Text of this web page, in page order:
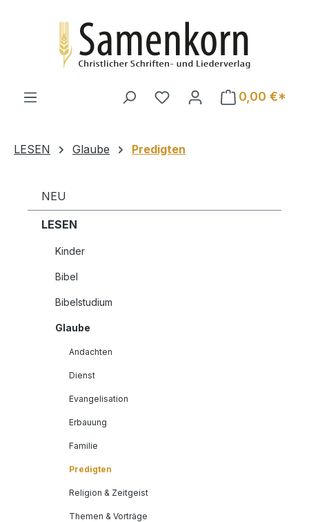
0,00 €*
LESEN Glaube Predigten
NEU
LESEN
Kinder
Bibel
Bibelstudium
Glaube
Andachten
Dienst
Evangelisation
Erbauung
Familie
Predigten
Religion & Zeitgeist
Themen & Vorträge